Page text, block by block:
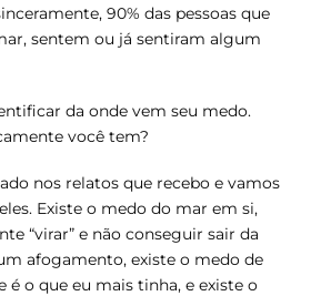
90% das pessoas que
sentem ou já sentiram algum
da onde vem seu medo.
você tem?
nos relatos que recebo e vamos
Existe o medo do mar em si,
“virar” e não conseguir sair da
afogamento, existe o medo de
é o que eu mais tinha, e existe o